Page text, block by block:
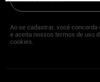
Ao se cadastrar, você concorda
e aceita nossos termos de uso
cookies.